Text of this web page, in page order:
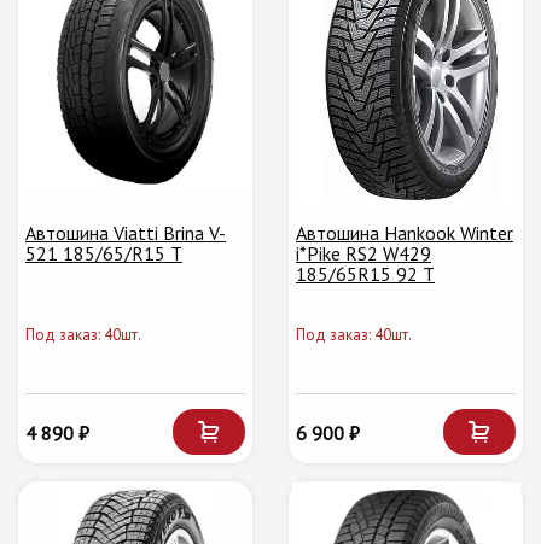
Автошина Viatti Brina V-
521 185/65/R15 T
Под заказ: 40шт.
4 890 ₽
Автошина Hankook Winter
i*Pike RS2 W429
185/65R15 92 T
Под заказ: 40шт.
6 900 ₽